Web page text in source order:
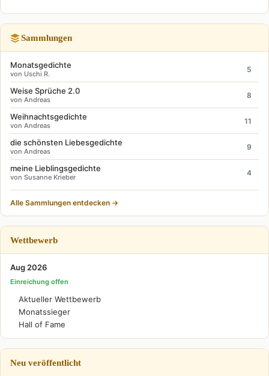
Sammlungen
Monatsgedichte
von Uschi R.
5
Weise Sprüche 2.0
von Andreas
8
Weihnachtsgedichte
von Andreas
11
die schönsten Liebesgedichte
von Andreas
9
meine Lieblingsgedichte
von Susanne Krieber
4
Alle Sammlungen entdecken →
Wettbewerb
Aug 2026
Einreichung offen
Aktueller Wettbewerb
Monatssieger
Hall of Fame
Neu veröffentlicht